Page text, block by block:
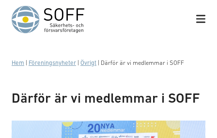
Hoppa till innehåll
Hem Föreningsnyheter Övrigt Därför är vi medlemmar i SOFF
Därför är vi medlemmar i SOFF
Kristina Syk inleder möte